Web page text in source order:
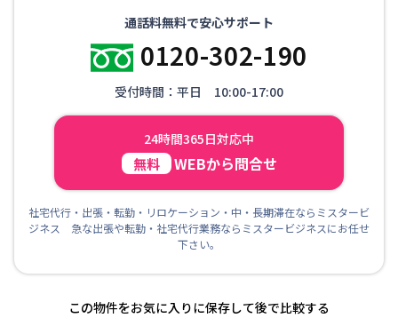
通話料無料で安心サポート
0120-302-190
受付時間：平日 10:00-17:00
24時間365日対応中
無料 WEBから問合せ
社宅代行・出張・転勤・リロケーション・中・長期滞在ならミスタービ
ジネス 急な出張や転勤・社宅代行業務ならミスタービジネスにお任せ
下さい。
この物件をお気に入りに保存して後で比較する